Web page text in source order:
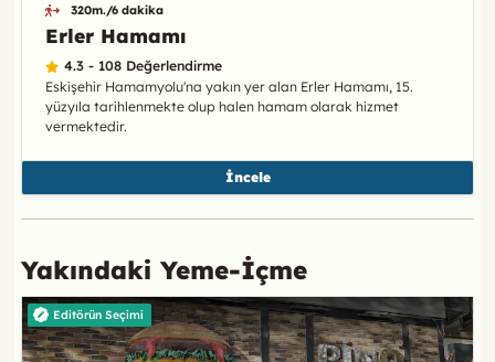
320m./6 dakika
Erler Hamamı
4.3 - 108 Değerlendirme
Eskişehir Hamamyolu'na yakın yer alan Erler Hamamı, 15.
yüzyıla tarihlenmekte olup halen hamam olarak hizmet
vermektedir.
İncele
Yakındaki Yeme-İçme
Editörün Seçimi